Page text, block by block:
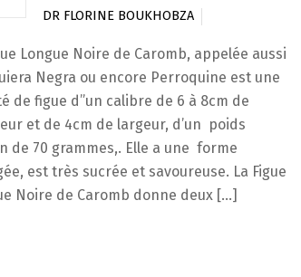
DR FLORINE BOUKHOBZA
Longue Noire de Caromb, appelée aussi
Negra ou encore Perroquine est une
de figue d”un calibre de 6 à 8cm de
et de 4cm de largeur, d’un poids
de 70 grammes,. Elle a une forme
est très sucrée et savoureuse. La Figue
Noire de Caromb donne deux […]